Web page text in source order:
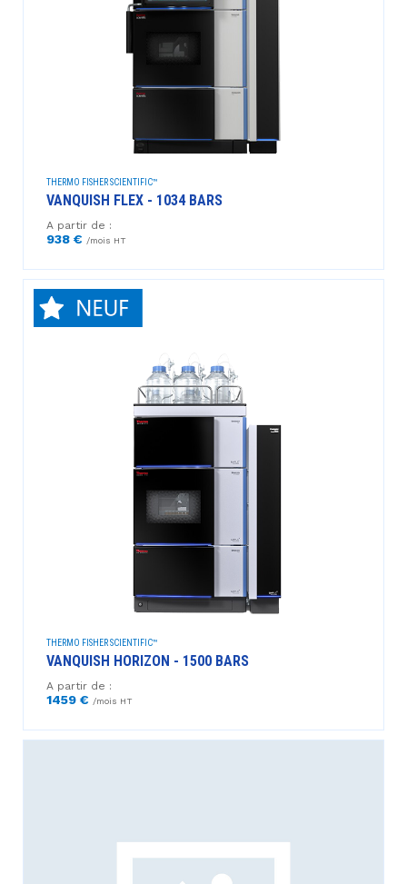
THERMO FISHER SCIENTIFIC™
VANQUISH FLEX - 1034 BARS
A partir de :
938 € /mois HT
THERMO FISHER SCIENTIFIC™
VANQUISH HORIZON - 1500 BARS
A partir de :
1459 € /mois HT